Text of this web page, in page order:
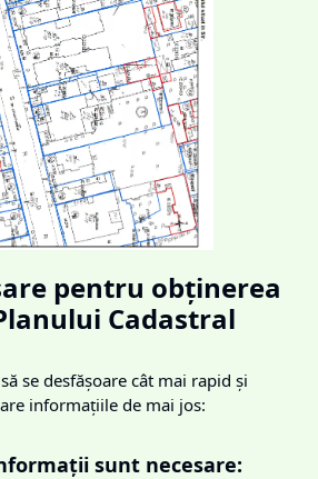
pentru obținerea
Cadastral
se desfășoare cât mai rapid și
informațiile de mai jos:
sunt necesare: